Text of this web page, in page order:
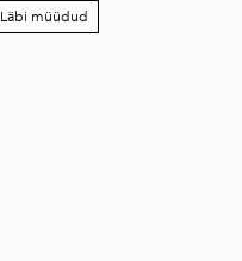
Läbi müüdud